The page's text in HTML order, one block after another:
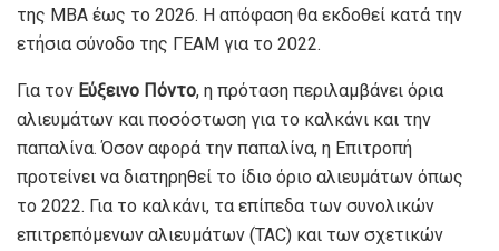
της ΜΒΑ έως το 2026. Η απόφαση θα εκδοθεί κατά την
ετήσια σύνοδο της ΓΕΑΜ για το 2022.
Για τον Εύξεινο Πόντο, η πρόταση περιλαμβάνει όρια
αλιευμάτων και ποσόστωση για το καλκάνι και την
παπαλίνα. Όσον αφορά την παπαλίνα, η Επιτροπή
προτείνει να διατηρηθεί το ίδιο όριο αλιευμάτων όπως
το 2022. Για το καλκάνι, τα επίπεδα των συνολικών
επιτρεπόμενων αλιευμάτων (TAC) και των σχετικών